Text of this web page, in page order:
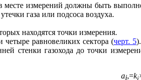
месте измерений должны быть
газа или подсоса воздуха.
находятся точки измерения.
четыре равновеликих сектора (черт. 5
стенки газохода до точки
аi,=k